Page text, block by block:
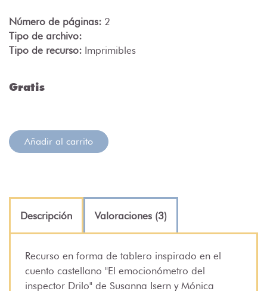
Número de páginas: 2
Tipo de archivo:
Tipo de recurso: Imprimibles
Gratis
Añadir al carrito
Descripción Valoraciones (3)
Recurso en forma de tablero inspirado en el
cuento castellano "El emocionómetro del
inspector Drilo" de Susanna Isern y Mónica